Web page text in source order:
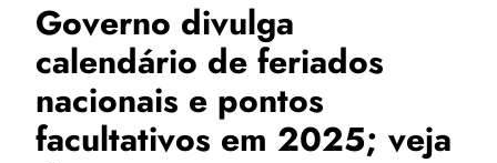
Governo divulga
calendário de feriados
nacionais e pontos
facultativos em 2025; veja